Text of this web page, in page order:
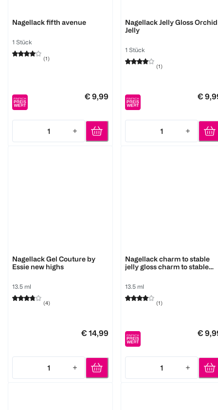
Nagellack fifth avenue
1 Stück
(1)
€ 9,99
1
Quantity: 1
Nagellack Jelly Gloss Orchid
Jelly
1 Stück
(1)
€
1
Quantity: 1
Nagellack Gel Couture by
Essie new highs
13.5 ml
(4)
€ 14,99
1
Quantity: 1
Nagellack charm to stable
jelly gloss charm to stable
13.5 ml
(1)
€
1
Quantity: 1